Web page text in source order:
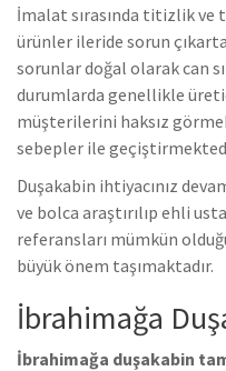
İmalat sırasında titizlik ve
ürünler ileride sorun
sorunlar doğal olarak can
durumlarda genellikle
müşterilerini haksız
sebepler ile
Duşakabin ihtiyacınız
ve bolca araştırılıp ehli
referansları mümkün
büyük önem taşımaktadır.
İbrahimağa
İbrahimağa duşakabin